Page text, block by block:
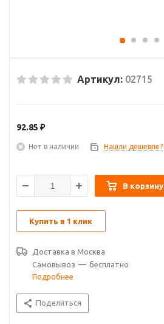
Артикул: 02715
92.85 ₽
Нет в наличии Нашли дешевле?
В корзину
Купить в 1 клик
Доставка в Москва
Самовывоз — бесплатно
Подробнее
Поделиться